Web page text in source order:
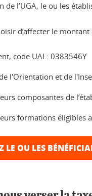
de l’UGA, le ou les
d’affecter le
code UAI : 0383546Y
l'Orientation et de
composantes de
formations éligibles
LE OU LES